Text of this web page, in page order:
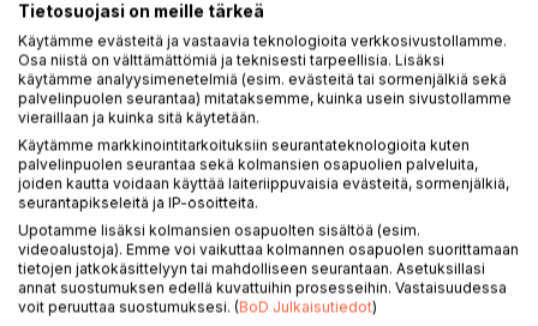
KUVAUS
Mitä työnohjauksessa käytännössä tapahtuu? Miten yksi
ohjauskerta etenee? Millaiselta työnohjausprosessi
kokonaisuutena voisi näyttää?
Satumaista työnohjausta on erilainen ammattikirja. Se vie
teorian konkreettisesti ja helppotajuisesti käytäntöön.
Satumaista työnohjausta perustuu dialogiin ja osoittaa,
kuinka olennaista dialogisuus on työnohjauksessa.
Kirja on tarkoitettu työnohjaajille, työnohjausta opiskeleville,
Tietosuojasi on meille tärkeä
Käytämme evästeitä ja vastaavia teknologioita verkkosivustollamme.
Osa niistä on välttämättömiä ja teknisesti tarpeellisia. Lisäksi
käytämme analyysimenetelmiä (esim. evästeitä tai sormenjälkiä sekä
palvelinpuolen seurantaa) mitataksemme, kuinka usein sivustollamme
vieraillaan ja kuinka sitä käytetään.
Käytämme markkinointitarkoituksiin seurantateknologioita kuten
palvelinpuolen seurantaa sekä kolmansien osapuolien palveluita,
joiden kautta voidaan käyttää laiteriippuvaisia evästeitä, sormenjälkiä,
seurantapikseleitä ja IP-osoitteita.
Upotamme lisäksi kolmansien osapuolten sisältöä (esim.
videoalustoja). Emme voi vaikuttaa kolmannen osapuolen suorittamaan
tietojen jatkokäsittelyyn tai mahdolliseen seurantaan. Asetuksillasi
annat suostumuksen edellä kuvattuihin prosesseihin. Vastaisuudessa
voit peruuttaa suostumuksesi. (BoD Julkaisutiedot)